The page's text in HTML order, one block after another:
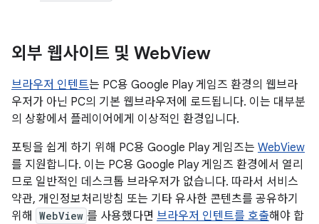
외부 웹사이트 및 WebView
브라우저 인텐트는 PC용 Google Play 게임즈 환경의 웹브라
우저가 아닌 PC의 기본 웹브라우저에 로드됩니다. 이는 대부분
의 상황에서 플레이어에게 이상적인 환경입니다.
포팅을 쉽게 하기 위해 PC용 Google Play 게임즈는 WebView
를 지원합니다. 이는 PC용 Google Play 게임즈 환경에서 열리
므로 일반적인 데스크톱 브라우저가 없습니다. 따라서 서비스
약관, 개인정보처리방침 또는 기타 유사한 콘텐츠를 공유하기
위해
WebView 를 사용했다면 브라우저 인텐트를 호출해야 합